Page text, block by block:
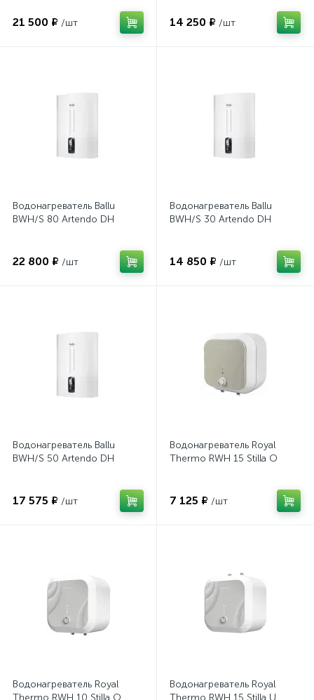
21 500 ₽ /шт 14 250 ₽ /шт
Водонагреватель Ballu
BWH/S 80 Artendo DH
22 800 ₽ /шт
Водонагреватель Ballu
BWH/S 30 Artendo DH
14 850 ₽ /шт
Водонагреватель Ballu
BWH/S 50 Artendo DH
17 575 ₽ /шт
Водонагреватель Royal
Thermo RWH 15 Stilla O
7 125 ₽ /шт
Водонагреватель Royal
Thermo RWH 10 Stilla O
Водонагреватель Royal
Thermo RWH 15 Stilla U